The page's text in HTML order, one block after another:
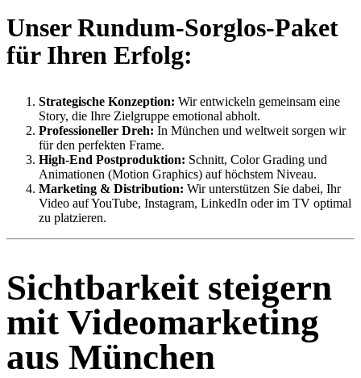
Unser Rundum-Sorglos-Paket
für Ihren Erfolg:
Strategische Konzeption: Wir entwickeln gemeinsam eine
Story, die Ihre Zielgruppe emotional abholt.
Professioneller Dreh: In München und weltweit sorgen wir
für den perfekten Frame.
High-End Postproduktion: Schnitt, Color Grading und
Animationen (Motion Graphics) auf höchstem Niveau.
Marketing & Distribution: Wir unterstützen Sie dabei, Ihr
Video auf YouTube, Instagram, LinkedIn oder im TV optimal
zu platzieren.
Sichtbarkeit steigern
mit Videomarketing
aus München